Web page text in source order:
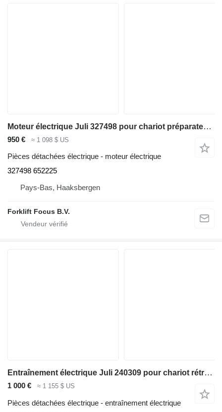
Moteur électrique Juli 327498 pour chariot préparateur de commandes Linde K 011 /MX-X
950 € ≈ 1 098 $ US
Pièces détachées électrique - moteur électrique
327498 652225
Pays-Bas, Haaksbergen
Forklift Focus B.V.
Entraînement électrique Juli 240309 pour chariot rétractable Linde R14/R16/R20-02 Series 115 -02, R14X/R16X/R17X/R17XHD Series 116
1 000 € ≈ 1 155 $ US
Pièces détachées électrique - entraînement électrique